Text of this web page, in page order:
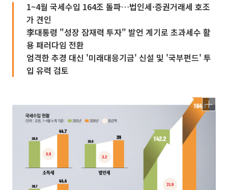
1~4월 국세수입 164조 돌파…법인세·증권거래세 호조
가 견인
李대통령 "성장 잠재력 투자" 발언 계기로 초과세수 활
용 패러다임 전환
엄격한 추경 대신 '미래대응기금' 신설 및 '국부펀드' 투
입 유력 검토